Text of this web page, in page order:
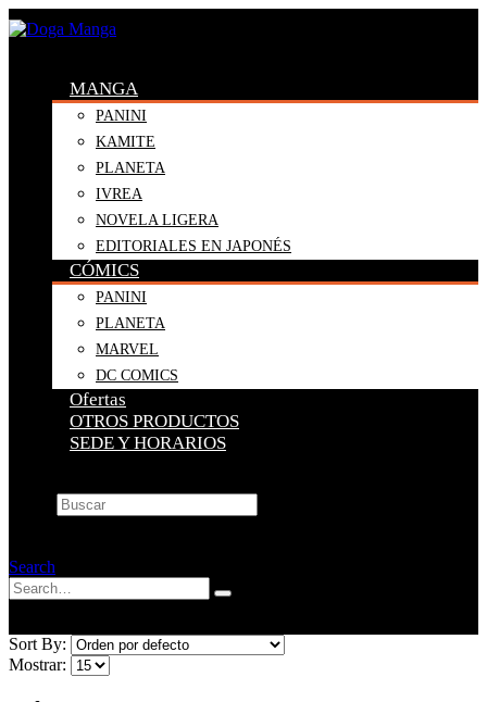
MANGA
PANINI
KAMITE
PLANETA
IVREA
NOVELA LIGERA
EDITORIALES EN JAPONÉS
CÓMICS
PANINI
PLANETA
MARVEL
DC COMICS
Ofertas
OTROS PRODUCTOS
SEDE Y HORARIOS
Search
Sort By:
Mostrar: